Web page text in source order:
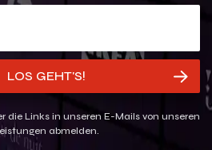
LOS GEHT'S!
die Links in unseren E-Mails von unseren
abmelden.